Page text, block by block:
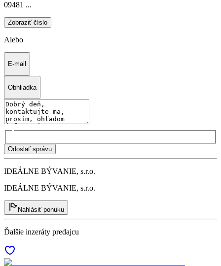
09481 ...
Zobraziť číslo
Alebo
E-mail
Obhliadka
Odoslať správu
IDEÁLNE BÝVANIE, s.r.o.
IDEÁLNE BÝVANIE, s.r.o.
Nahlásiť ponuku
Ďalšie inzeráty predajcu